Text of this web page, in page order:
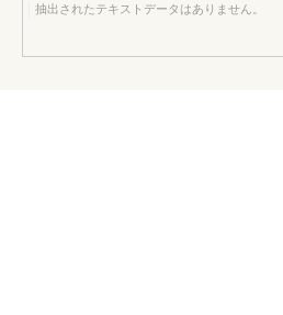
抽出されたテキストデータはありません。